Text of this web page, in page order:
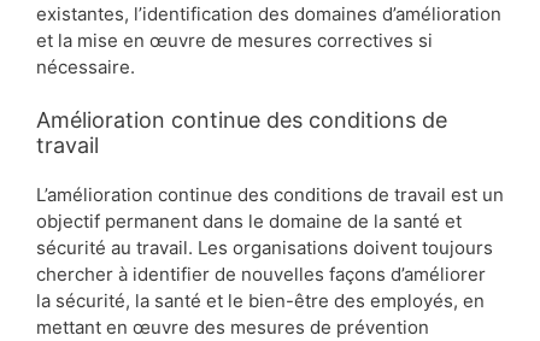
existantes, l’identification des domaines d’amélioration
et la mise en œuvre de mesures correctives si
nécessaire.
Amélioration continue des conditions de
travail
L’amélioration continue des conditions de travail est un
objectif permanent dans le domaine de la santé et
sécurité au travail. Les organisations doivent toujours
chercher à identifier de nouvelles façons d’améliorer
la sécurité, la santé et le bien-être des employés, en
mettant en œuvre des mesures de prévention